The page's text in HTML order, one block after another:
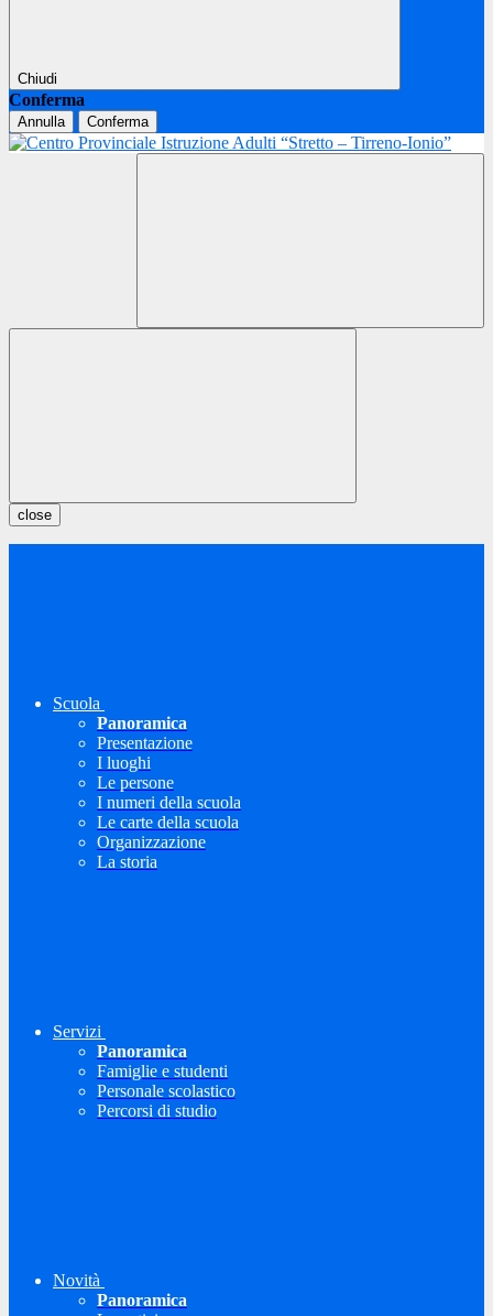
Chiudi
Conferma
Annulla Conferma
close
Scuola
Panoramica
Presentazione
I luoghi
Le persone
I numeri della scuola
Le carte della scuola
Organizzazione
La storia
Servizi
Panoramica
Famiglie e studenti
Personale scolastico
Percorsi di studio
Novità
Panoramica